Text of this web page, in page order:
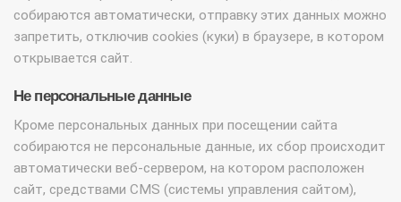
собираются автоматически, отправку этих данных можно
запретить, отключив cookies (куки) в браузере, в котором
открывается сайт.
Не персональные данные
Кроме персональных данных при посещении сайта
собираются не персональные данные, их сбор происходит
автоматически веб-сервером, на котором расположен
сайт, средствами CMS (системы управления сайтом),